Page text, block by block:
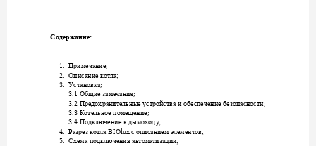
Содержание:
1. Примечание;
2.
Описание котла;
3. Установка;
3.1 Общие замечания;
3.2 Предохранительные устройства и обеспечение безопасности;
3.3 Котельное помещение;
3.4 Подключение к дымоходу;
4. Разрез котла BIOlux с описанием элементов;
5. Схема подключения автоматизации;